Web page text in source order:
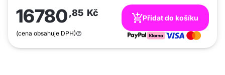
16780,85 Kč
(cena obsahuje DPH)
Přidat do košíku